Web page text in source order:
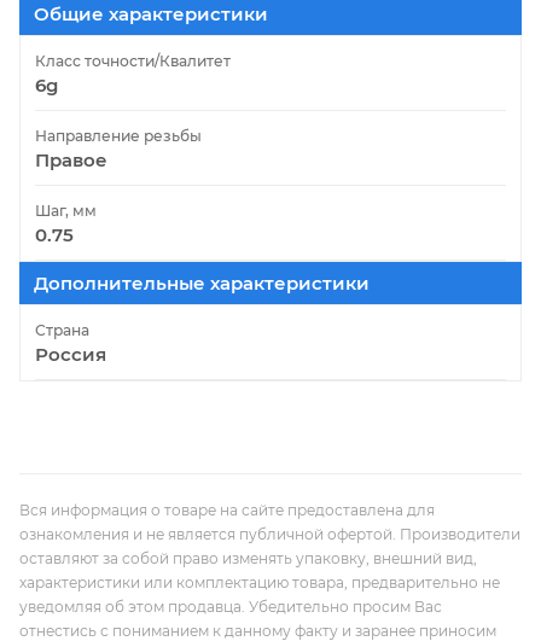
Общие характеристики
Класс точности/Квалитет
6g
Направление резьбы
Правое
Шаг, мм
0.75
Дополнительные характеристики
Страна
Россия
Вся информация о товаре на сайте предоставлена для
ознакомления и не является публичной офертой. Производители
оставляют за собой право изменять упаковку, внешний вид,
характеристики или комплектацию товара, предварительно не
уведомляя об этом продавца. Убедительно просим Вас
отнестись с пониманием к данному факту и заранее приносим